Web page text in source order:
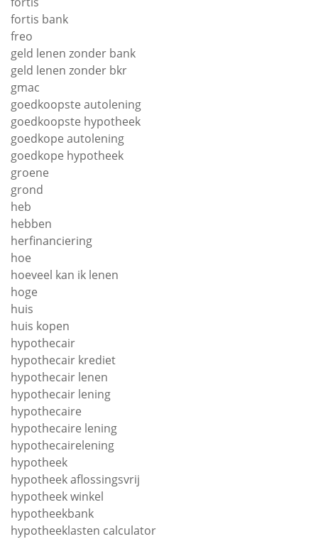
fortis bank
freo
geld lenen zonder bank
geld lenen zonder bkr
gmac
goedkoopste autolening
goedkoopste hypotheek
goedkope autolening
goedkope hypotheek
groene
grond
heb
hebben
herfinanciering
hoe
hoeveel kan ik lenen
hoge
huis
huis kopen
hypothecair
hypothecair krediet
hypothecair lenen
hypothecair lening
hypothecaire
hypothecaire lening
hypothecairelening
hypotheek
hypotheek aflossingsvrij
hypotheek winkel
hypotheekbank
hypotheeklasten calculator